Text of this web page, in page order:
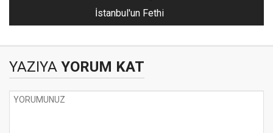
İstanbul'un Fethi
YAZIYA YORUM KAT